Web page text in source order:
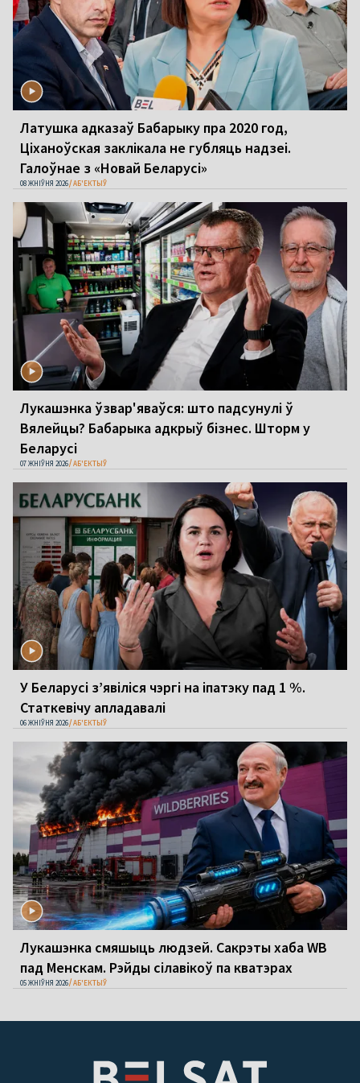
Латушка адказаў Бабарыку пра 2020 год,
Ціханоўская заклікала не губляць надзеі.
Галоўнае з «Новай Беларусі»
08 ЖНІЎНЯ 2026 АБ'ЕКТЫЎ
Лукашэнка ўзвар'яваўся: што падсунулі ў
Вялейцы? Бабарыка адкрыў бізнес. Шторм у
Беларусі
07 ЖНІЎНЯ 2026 АБ'ЕКТЫЎ
У Беларусі з’явіліся чэргі на іпатэку пад 1 %.
Статкевічу апладавалі
06 ЖНІЎНЯ 2026 АБ'ЕКТЫЎ
Лукашэнка смяшыць людзей. Сакрэты хаба WB
пад Менскам. Рэйды сілавікоў па кватэрах
05 ЖНІЎНЯ 2026 АБ'ЕКТЫЎ